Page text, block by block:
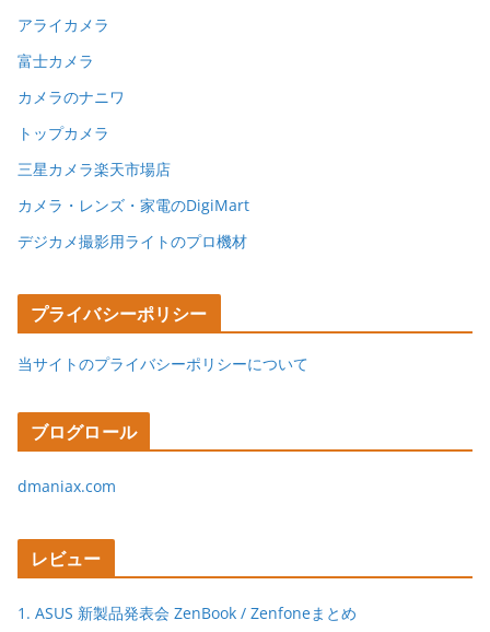
アライカメラ
富士カメラ
カメラのナニワ
トップカメラ
三星カメラ楽天市場店
カメラ・レンズ・家電のDigiMart
デジカメ撮影用ライトのプロ機材
プライバシーポリシー
当サイトのプライバシーポリシーについて
ブログロール
dmaniax.com
レビュー
1. ASUS 新製品発表会 ZenBook / Zenfoneまとめ